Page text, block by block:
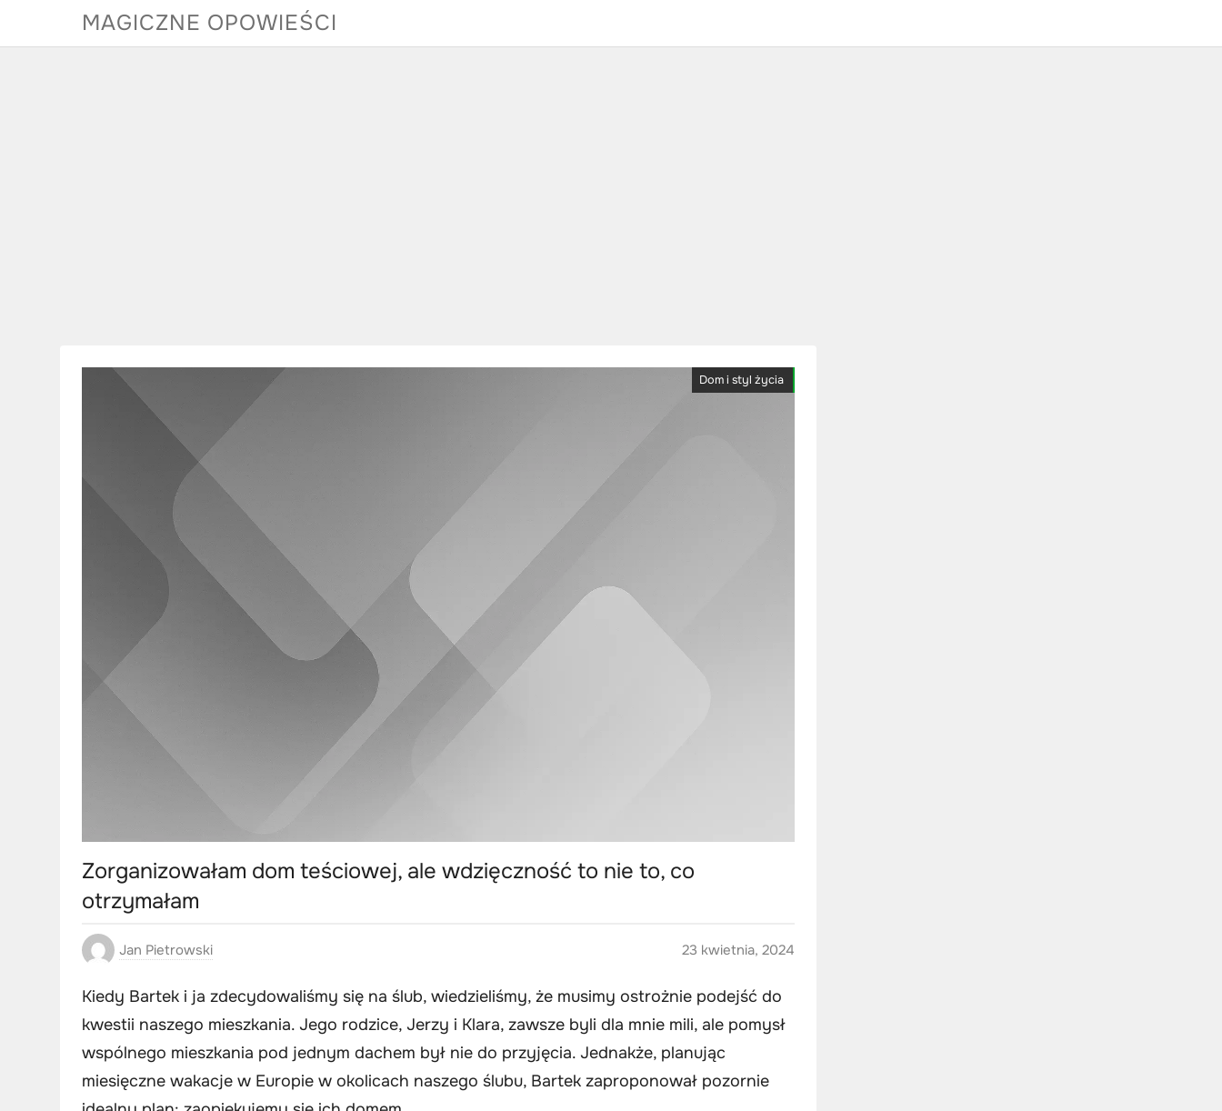
MAGICZNE OPOWIEŚCI
Dom i styl życia
Zorganizowałam dom teściowej, ale wdzięczność to nie to, co
otrzymałam
Jan Pietrowski 23 kwietnia, 2024
Kiedy Bartek i ja zdecydowaliśmy się na ślub, wiedzieliśmy, że musimy ostrożnie podejść do
kwestii naszego mieszkania. Jego rodzice, Jerzy i Klara, zawsze byli dla mnie mili, ale pomysł
wspólnego mieszkania pod jednym dachem był nie do przyjęcia. Jednakże, planując
miesięczne wakacje w Europie w okolicach naszego ślubu, Bartek zaproponował pozornie